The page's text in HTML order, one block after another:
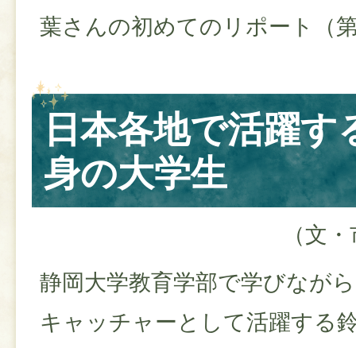
葉さんの初めてのリポート（
日本各地で活躍す
身の大学生
（文
静岡大学教育学部で学びなが
キャッチャーとして活躍する